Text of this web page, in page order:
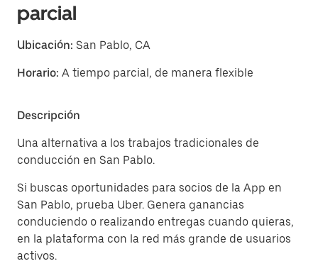
parcial
Ubicación: San Pablo, CA
Horario: A tiempo parcial, de manera flexible
Descripción
Una alternativa a los trabajos tradicionales de
conducción en San Pablo.
Si buscas oportunidades para socios de la App en
San Pablo, prueba Uber. Genera ganancias
conduciendo o realizando entregas cuando quieras,
en la plataforma con la red más grande de usuarios
activos.